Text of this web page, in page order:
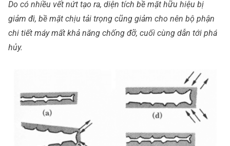
Do có nhiều vết nứt tạo ra, diện tích bề mặt hữu hiệu bị
giảm đi, bề mặt chịu tải trọng cũng giảm cho nên bộ phận
chi tiết máy mất khả năng chống đỡ, cuối cùng dẫn tới phá
hủy.